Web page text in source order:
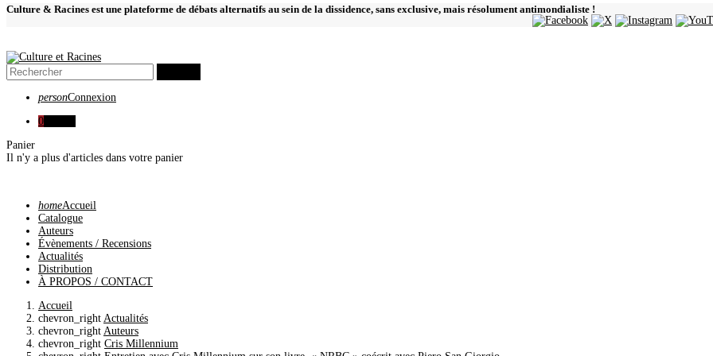
Culture & Racines est une plateforme de débats alternatifs au sein de la dissidence, sans exclusive, mais résolument antimondialiste !
personConnexion
0
Panier
Il n'y a plus d'articles dans votre panier
homeAccueil
Catalogue
Auteurs
Évènements / Recensions
Actualités
Distribution
À PROPOS / CONTACT
Accueil
chevron_right Actualités
chevron_right Auteurs
chevron_right Cris Millennium